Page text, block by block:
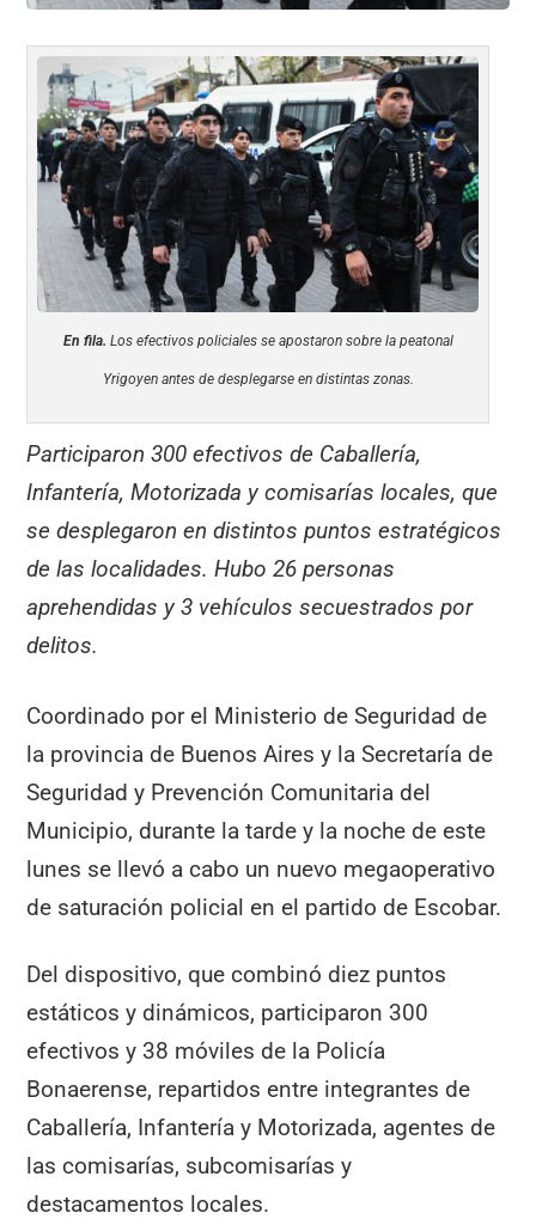
En fila. Los efectivos policiales se apostaron sobre la peatonal
Yrigoyen antes de desplegarse en distintas zonas.
Participaron 300 efectivos de Caballería,
Infantería, Motorizada y comisarías locales, que
se desplegaron en distintos puntos estratégicos
de las localidades. Hubo 26 personas
aprehendidas y 3 vehículos secuestrados por
delitos.
Coordinado por el Ministerio de Seguridad de
la provincia de Buenos Aires y la Secretaría de
Seguridad y Prevención Comunitaria del
Municipio, durante la tarde y la noche de este
lunes se llevó a cabo un nuevo megaoperativo
de saturación policial en el partido de Escobar.
Del dispositivo, que combinó diez puntos
estáticos y dinámicos, participaron 300
efectivos y 38 móviles de la Policía
Bonaerense, repartidos entre integrantes de
Caballería, Infantería y Motorizada, agentes de
las comisarías, subcomisarías y
destacamentos locales.